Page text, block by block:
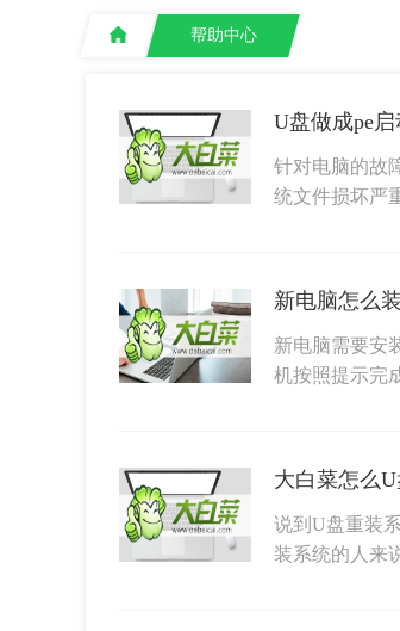
帮助中心
U盘做成pe
针对电脑的故
统文件损坏严
新电脑怎么
新电脑需要安
机按照提示完
大白菜怎么
说到U盘重装
装系统的人来